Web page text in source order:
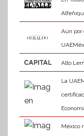
Aún por
Alto
La
México